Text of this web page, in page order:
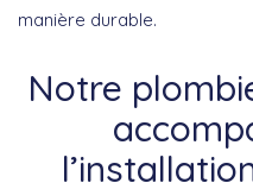
manière durable.
Notre